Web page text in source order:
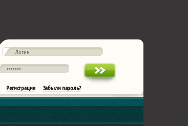
Регистрация
Забыли пароль?